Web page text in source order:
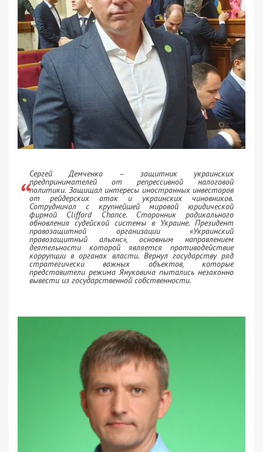
Сергей Демченко – защитник украинских
предпринимателей от репрессивной налоговой
политики. Защищал интересы иностранных инвесторов
от рейдерских атак и украинских чиновников.
Сотрудничал с крупнейшей мировой юридической
фирмой Clifford Chance. Сторонник радикального
обновления судейской системы в Украине. Президент
правозащитной организации «Украинский
правозащитный альянс», основным направлением
деятельности которой является противодействие
коррупции в органах власти. Вернул государству ряд
стратегически важных объектов, которые
представители режима Януковича пытались незаконно
вывести из государственной собственности.